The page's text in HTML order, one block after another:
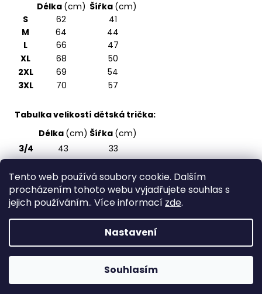
Tento web používá soubory cookie. Dalším
procházením tohoto webu vyjadřujete souhlas s
jejich používáním.. Více informací zde.
Nastavení
Souhlasím
Délka (cm) Šířka (cm)
S
62
41
M
64
44
L
66
47
XL
68
50
2XL
69
54
3XL
70 57
Tabulka velikostí dětská trička:
Délka (cm) Šířka (cm)
3/4
43
33
7/8
51
39
9/10
55
43
11/12
á
a
Copyright 2026Spirite - svět originálních triček.
Všechna práva vyhrazena.